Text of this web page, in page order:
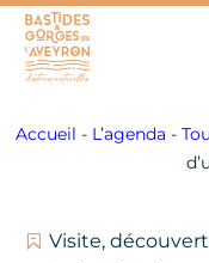
Accueil - L’agenda -
Visite,